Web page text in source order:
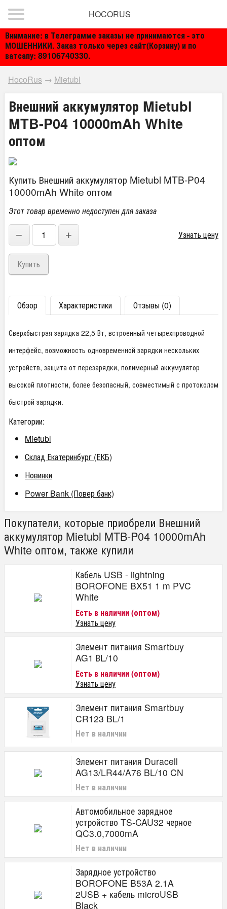
Внимание: в Телеграмме заказы не принимаются - это
МОШЕННИКИ. Заказ только через сайт(Корзину) и по
ватсапу: 89106740330.
HOCORUS
HocoRus → Mietubl
Внешний аккумулятор Mietubl
MTB-P04 10000mAh White
оптом
Купить Внешний аккумулятор Mietubl MTB-P04
10000mAh White оптом
Этот товар временно недоступен для заказа
− + Узнать цену
Обзор Характеристики Отзывы (0)
Сверхбыстрая зарядка 22,5 Вт, встроенный четырехпроводной
интерфейс, возможность одновременной зарядки нескольких
устройств, защита от перезарядки, полимерный аккумулятор
высокой плотности, более безопасный, совместимый с протоколом
быстрой зарядки.
Категории:
Mietubl
Склад Екатеринбург (ЕКБ)
Новинки
Power Bank (Повер банк)
Покупатели, которые приобрели Внешний
аккумулятор Mietubl MTB-P04 10000mAh
White оптом, также купили
Кабель USB - lightning
BOROFONE BX51 1 m PVC
White
Есть в наличии (оптом)
Узнать цену
Элемент питания Smartbuy
AG1 ВL/10
Есть в наличии (оптом)
Узнать цену
Элемент питания Smartbuy
CR123 BL/1
Нет в наличии
Элемент питания Duracell
AG13/LR44/A76 BL/10 CN
Нет в наличии
Автомобильное зарядное
устройство TS-CAU32 черное
QC3.0,7000mA
Нет в наличии
Зарядное устройство
BOROFONE B53A 2.1A
2USB + кабель microUSB
Black